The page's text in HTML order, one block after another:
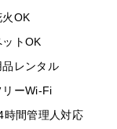
火OK
ットOK
品レンタル
リーWi-Fi
時間管理人対応